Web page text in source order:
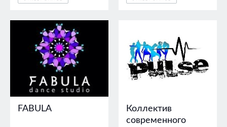
FABULA
Коллектив
современного